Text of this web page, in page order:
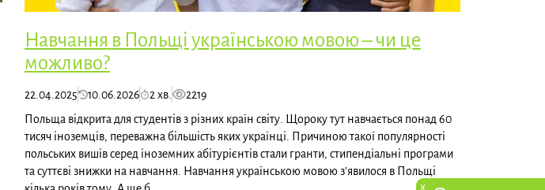
Навчання в Польщі українською мовою – чи це
можливо?
22.04.2025 10.06.2026 2 хв.
2219
Польща відкрита для студентів з різних країн світу. Щороку тут навчається понад 60
тисяч іноземців, переважна більшість яких українці. Причиною такої популярності
польських вишів серед іноземних абітурієнтів стали гранти, стипендіальні програми
та суттєві знижки на навчання. Навчання українською мовою з’явилося в Польщі
x